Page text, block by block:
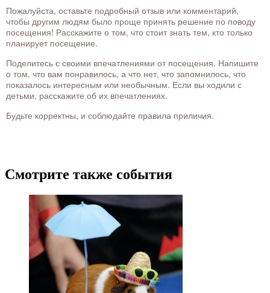
Пожалуйста, оставьте подробный отзыв или комментарий,
чтобы другим людям было проще принять решение по поводу
посещения! Расскажите о том, что стоит знать тем, кто только
планирует посещение.
Поделитесь с своими впечатлениями от посещения. Напишите
о том, что вам понравилось, а что нет, что запомнилось, что
показалось интересным или необычным. Если вы ходили с
детьми, расскажите об их впечатлениях.
Будьте корректны, и соблюдайте правила приличия.
Смотрите также события